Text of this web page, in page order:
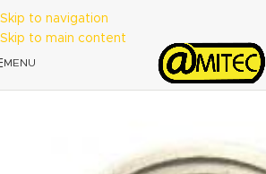
Skip to navigation
Skip to main content
MENU